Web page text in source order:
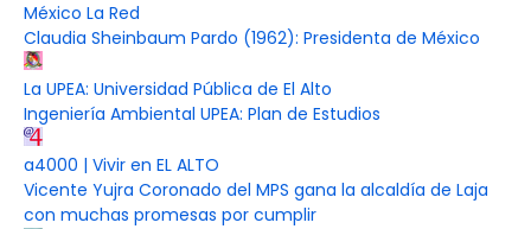
México La Red
Claudia Sheinbaum Pardo (1962): Presidenta de México
La UPEA: Universidad Pública de El Alto
Ingeniería Ambiental UPEA: Plan de Estudios
a4000 | Vivir en EL ALTO
Vicente Yujra Coronado del MPS gana la alcaldía de Laja
con muchas promesas por cumplir